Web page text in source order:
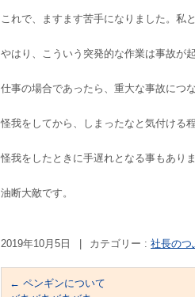
これで、ますます苦手になりました。私
やはり、こういう突発的な作業は事故が
仕事の場合であったら、重大な事故につ
怪我をしてから、しまったなと気付ける
怪我をしたときに手遅れとなる事もありま
油断大敵です。
2019年10月5日 カテゴリー : 社長のつ
← ペンギンについて